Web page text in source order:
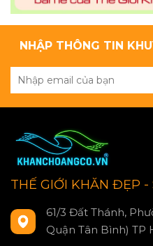
NHẬP THÔNG TIN
THẾ GIỚI KHĂN ĐẸP -
61/3 Đất Thánh,
Quận Tân Bình) TP